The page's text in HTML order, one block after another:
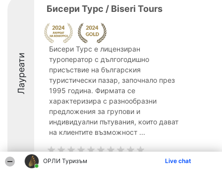
ОРЛИ Туризъм Live chat
Лауреати
Бисери Турс / Biseri Tours
Бисери Турс е лицензиран
туроператор с дългогодишно
присъствие на българския
туристически пазар, започнало през
1995 година. Фирмата се
характеризира с разнообразни
предложения за групови и
индивидуални пътувания, които дават
на клиентите възможност ...